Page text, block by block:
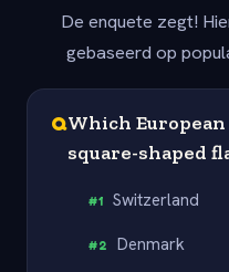
De enquete zegt!
gebaseerd op
QWhich
square-shaped
#1 Switzerland
#2 Denmark